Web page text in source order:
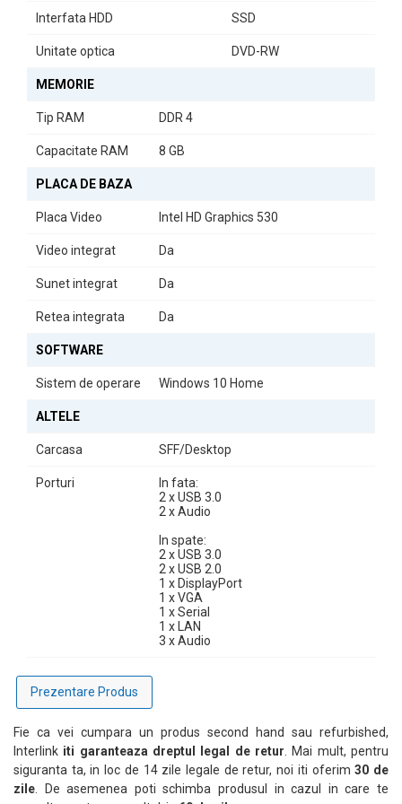
Interfata HDD SSD
Unitate optica DVD-RW
MEMORIE
Tip RAM DDR 4
Capacitate RAM 8 GB
PLACA DE BAZA
Placa Video Intel HD Graphics 530
Video integrat Da
Sunet integrat Da
Retea integrata Da
SOFTWARE
Sistem de operare Windows 10 Home
ALTELE
Carcasa SFF/Desktop
Porturi
In fata:
2 x USB 3.0
2 x Audio
In spate:
2 x USB 3.0
2 x USB 2.0
1 x DisplayPort
1 x VGA
1 x Serial
1 x LAN
3 x Audio
Prezentare Produs
Fie ca vei cumpara un produs second hand sau refurbished,
Interlink iti garanteaza dreptul legal de retur. Mai mult, pentru
siguranta ta, in loc de 14 zile legale de retur, noi iti oferim30 de
zile. De asemenea poti schimba produsul in cazul in care te